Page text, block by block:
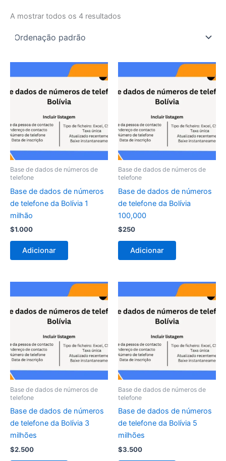
A mostrar todos os 4 resultados
Base de dados de números de
telefone
Base de dados de números
de telefone da Bolívia 1
milhão
$1.000
Adicionar
Base de dados de números de
telefone
Base de dados de números
de telefone da Bolívia
100,000
$250
Adicionar
Base de dados de números de
telefone
Base de dados de números
de telefone da Bolívia 3
milhões
$2.500
Base de dados de números de
telefone
Base de dados de números
de telefone da Bolívia 5
milhões
$3.500